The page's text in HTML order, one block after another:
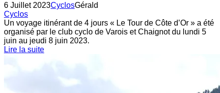
6 Juillet 2023CyclosGérald
Cyclos
Un voyage itinérant de 4 jours « Le Tour de Côte d’Or » a été
organisé par le club cyclo de Varois et Chaignot du lundi 5
juin au jeudi 8 juin 2023.
Lire la suite